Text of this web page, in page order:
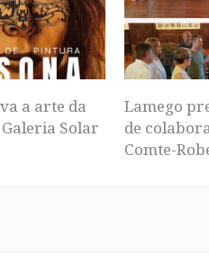
a arte da
Solar
Lamego
de
Comte-